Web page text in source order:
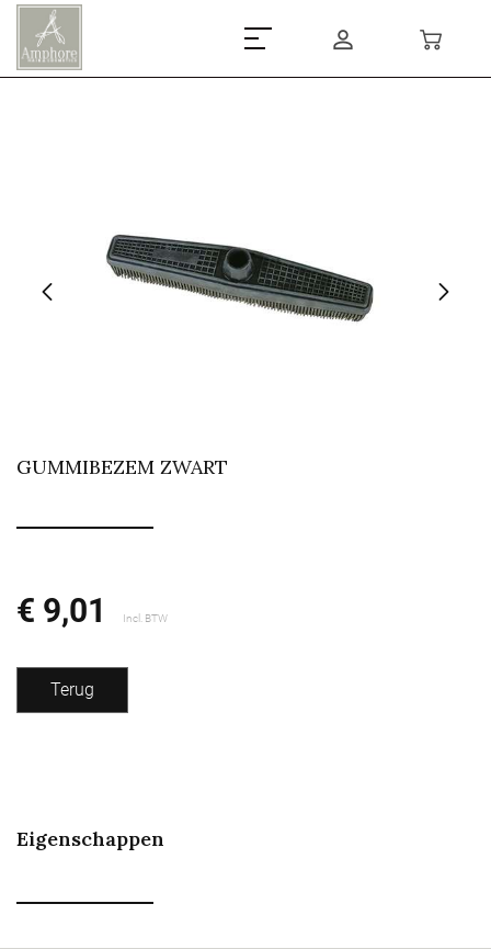
GUMMIBEZEM ZWART
€ 9,01 Incl. BTW
Terug
Eigenschappen